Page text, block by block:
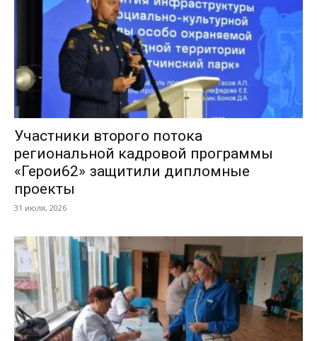
Участники второго потока
региональной кадровой программы
«Герои62» защитили дипломные
проекты
31 июля, 2026